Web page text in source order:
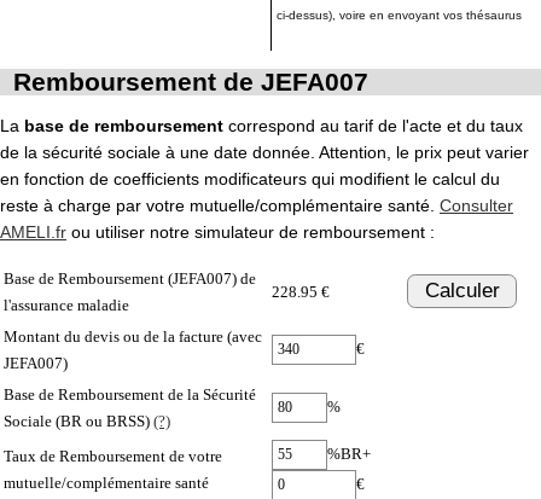
ci-dessus), voire en envoyant vos thésaurus
Remboursement de JEFA007
La base de remboursement correspond au tarif de l'acte et du taux
de la sécurité sociale à une date donnée. Attention, le prix peut varier
en fonction de coefficients modificateurs qui modifient le calcul du
reste à charge par votre mutuelle/complémentaire santé. Consulter
AMELI.fr ou utiliser notre simulateur de remboursement :
Base de Remboursement (JEFA007) de
l'assurance maladie
228.95 € Calculer
Montant du devis ou de la facture (avec
JEFA007)
€
Base de Remboursement de la Sécurité
Sociale (BR ou BRSS) (?)
%
Taux de Remboursement de votre
mutuelle/complémentaire santé
%BR+
€